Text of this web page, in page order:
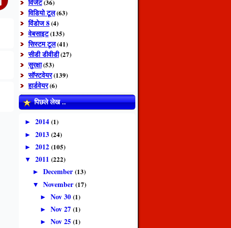
विजेट(36)
विडियो टूल(63)
विंडोज 8(4)
वेबसाइट(135)
सिस्टम टूल(41)
सीडी डीवीडी(27)
सुरक्षा(53)
सॉफ्टवेयर(139)
हार्डवेयर(6)
पिछले लेख ..
► 2014 (1)
► 2013 (24)
► 2012 (105)
▼ 2011 (222)
► December (13)
▼ November (17)
►Nov 30(1)
►Nov 27(1)
►Nov 25(1)